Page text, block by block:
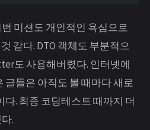
번 미션도 개인적인 욕심으로
같다. DTO 객체도 부분적으
도 사용해버렸다. 인터넷에
글들은 아직도 볼 때마다 새로
다. 최종 코딩테스트 때까지 더
.